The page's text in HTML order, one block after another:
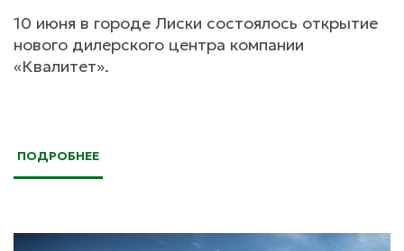
10 июня в городе Лиски состоялось открытие
нового дилерского центра компании
«Квалитет».
ПОДРОБНЕЕ